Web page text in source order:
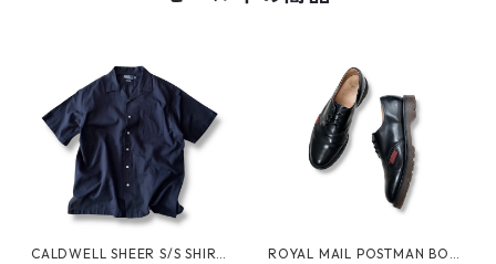
CALDWELL SHEER S/S SHIRT
ROYAL MAIL POSTMAN BOO